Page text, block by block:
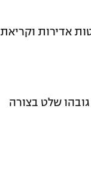
אדירות וקריאת
שלט בצורה